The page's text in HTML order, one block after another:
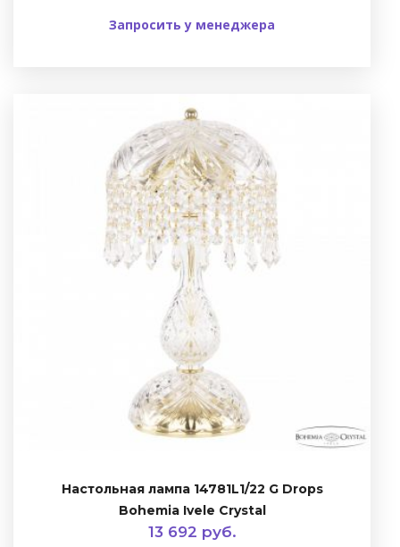
Запросить у менеджера
Настольная лампа 14781L1/22 G Drops
Bohemia Ivele Crystal
13 692 руб.